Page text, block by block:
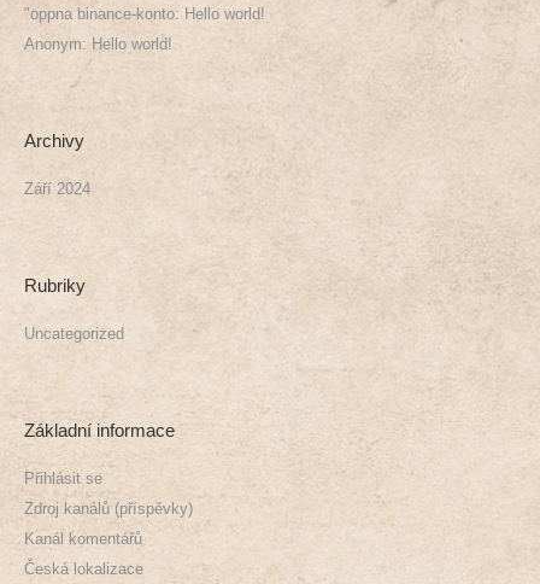
"oppna binance-konto: Hello world!
Anonym: Hello world!
Archivy
Září 2024
Rubriky
Uncategorized
Základní informace
Přihlásit se
Zdroj kanálů (příspěvky)
Kanál komentářů
Česká lokalizace